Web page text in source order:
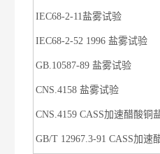
IEC68-2-11盐雾试验
IEC68-2-52 1996 盐雾试验
GB.10587-89 盐雾试验
CNS.4158 盐雾试验
CNS.4159 CASS加速醋酸铜
GB/T 12967.3-91 CASS加速